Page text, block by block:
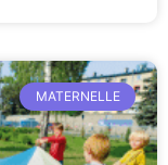
MATERNELLE